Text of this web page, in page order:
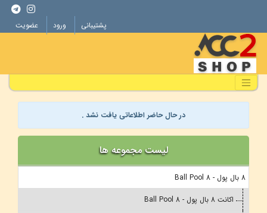
پشتیبانی ورود عضویت
در حال حاضر اطلاعاتی یافت نشد .
لیست مجموعه ها
8 بال پول - 8 Ball Pool
اکانت 8 بال پول - 8 Ball Pool